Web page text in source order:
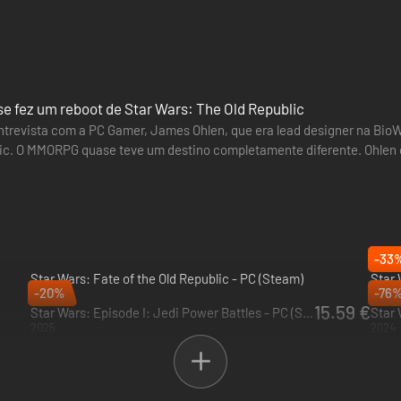
para a brilhante paisagem urbana de Nar Shaddaa ou para
tua Fortaleza Galáctica!
ao Mercado de Cartéis, o mercado premium para os artigos
Moedas de Cartel. Sabe mais acerca do que podes fazer com as
oferece uma subscrição opcional que te permite desfrutar ainda
mais recentes: Legacy of the Sith, Onslaught, Knights of
adicionais e muito mais. Podes consultar os detalhes sobre as
fez um reboot de Star Wars: The Old Republic
com a PC Gamer, James Ohlen, que era lead designer na
O MMORPG quase teve um destino completamente diferente.
2015, passou…
Star Wars: Fate of the Old Republic - PC (Steam)
2026
-
Star
PRE-
-20%
Star Wars: Episode I: Jedi Power Battles - PC (Steam) 15.59 €
-
Star